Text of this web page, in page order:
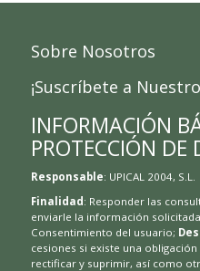
Sobre Nosotros
¡Suscríbete a
INFORMACIÓN
PROTECCIÓN DE
Responsable: UPICAL 2004, S.L.
Finalidad : Responder las
enviarle la información
Consentimiento del usuario;
cesiones si existe una obligación
rectificar y suprimir, así como